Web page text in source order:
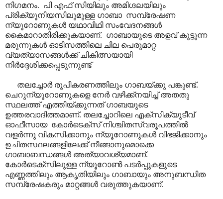
നിഗമനം. പി എഫ് സിയിലും അമിഗ്ദലയിലും
പ്രിക്യൂനിയസിലുമുള്ള ഗാബാ സമ്പ്രേഷണ
ന്യൂറോണുകൾ യഥാവിഥി സംവേദനങ്ങൾ
കൈമാറാതിരിക്കുകയാണ്. ഗാബായുടെ അളവ് കൂട്ടുന്ന
മരുന്നുകൾ ഓടിസത്തിലെ ചില പെരുമാറ്റ
വ്യത്യാസങ്ങൾക്ക് ചികിത്സയായി
നിർദ്ദേശിക്കപ്പെടുന്നുണ്ട്
തലച്ചോർ രൂപീകരണത്തിലും ഗാബയ്ക്കു പങ്കുണ്ട്.
ചെറുന്യൂറോണുകളെ നേർ വഴിക്ക്നയിച്ച് അതതു
സ്ഥലത്ത് എത്തിയ്ക്കുന്നത് ഗാബയുടെ
ഉത്തരവാദിത്തമാണ്. തലച്ചോറിലെ എക്സിക്യുടീവ്
ഓഫീസായ കോർടെക്സ് നിശ്ചിതസ്വരൂപത്തിൽ
വളർന്നു വികസിക്കാനും ന്യൂറോണുകൾ വിഭജിക്കാനും
ഉചിതസ്ഥലങ്ങളിലേക്ക് നീങ്ങാനുമൊക്കെ
ഗാബാബന്ധങ്ങൾ അത്യാവശ്യമാണ്.
കോർടെക്സിലുള്ള ന്യൂറോൺ പടർപ്പുകളുടെ
എണ്ണത്തിലും ആകൃതിയിലും ഗാബായും അനുബന്ധിത
സമ്പ്രേഷകരും മാറ്റങ്ങൾ വരുത്തുകയാണ്.